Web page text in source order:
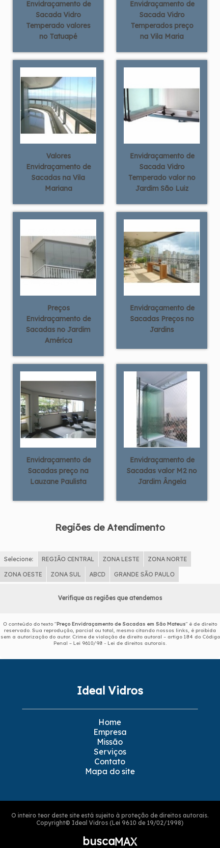
Envidraçamento de
Sacada Vidro
Temperado valores
no Tatuapé
Envidraçamento de
Sacada Vidro
Temperados preço
na Vila Maria
Valores
Envidraçamento de
Sacadas na Vila
Mariana
Envidraçamento de
Sacada Vidro
Temperado valor no
Jardim São Luiz
Preços
Envidraçamento de
Sacadas no Jardim
América
Envidraçamento de
Sacadas Preços no
Jardins
Envidraçamento de
Sacadas preço na
Lauzane Paulista
Envidraçamento de
Sacadas valor M2 no
Jardim Ângela
Regiões de Atendimento
Selecione: REGIÃO CENTRAL ZONA LESTE ZONA NORTE
ZONA OESTE ZONA SUL ABCD GRANDE SÃO PAULO
Verifique as regiões que atendemos
O conteúdo do texto "Preço Envidraçamento de Sacadas em São Mateus" é de direito
reservado. Sua reprodução, parcial ou total, mesmo citando nossos links, é proibida
sem a autorização do autor. Crime de violação de direito autoral – artigo 184 do Código
Penal – Lei 9610/98 - Lei de direitos autorais.
Ideal Vidros
Home
Empresa
Missão
Serviços
Contato
Mapa do site
O inteiro teor deste site está sujeito à proteção de direitos autorais.
Copyright© Ideal Vidros (Lei 9610 de 19/02/1998)